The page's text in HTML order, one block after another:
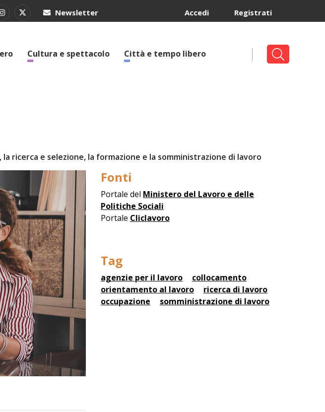
Newsletter Registrati
Accedi
Cultura e spettacolo Città e tempo libero
ricerca e selezione, la formazione e la somministrazione di lavoro
Fonti
Portale del Ministero del Lavoro e delle
Politiche Sociali
Portale Cliclavoro
Tag
agenzie per il lavoro
collocamento
orientamento al lavoro
ricerca di lavoro
occupazione
somministrazione di lavoro